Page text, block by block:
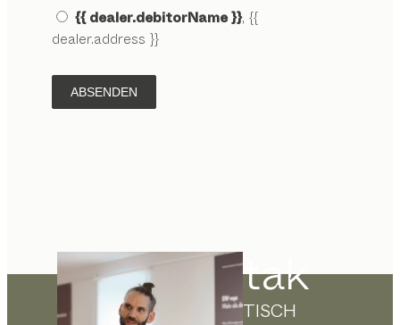
{{ dealer.debitorName }}, {{
dealer.address }}
ABSENDEN
tak
TISCH